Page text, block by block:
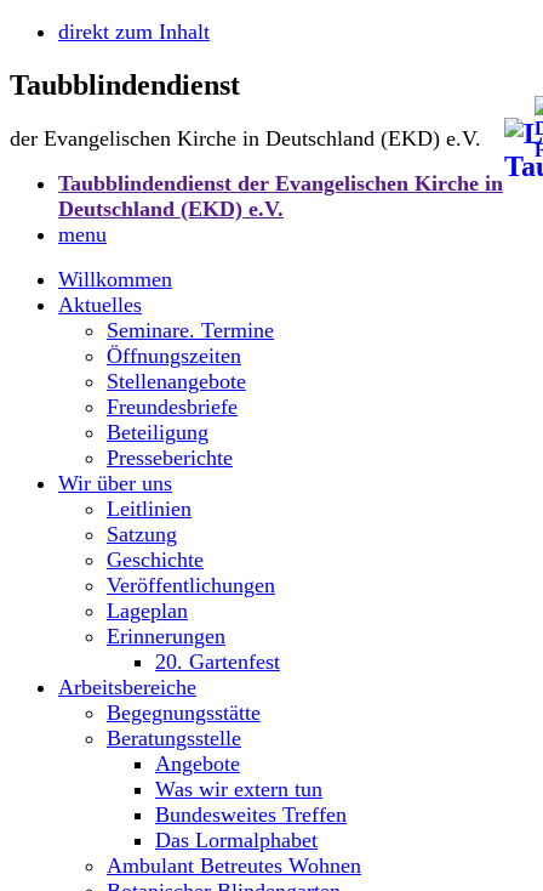
direkt zum Inhalt
Taubblindendienst
der Evangelischen Kirche in Deutschland (EKD) e.V.
Taubblindendienst der Evangelischen Kirche in
Deutschland (EKD) e.V.
menu
Willkommen
Aktuelles
Seminare. Termine
Öffnungszeiten
Stellenangebote
Freundesbriefe
Beteiligung
Presseberichte
Wir über uns
Leitlinien
Satzung
Geschichte
Veröffentlichungen
Lageplan
Erinnerungen
20. Gartenfest
Arbeitsbereiche
Begegnungsstätte
Beratungsstelle
Angebote
Was wir extern tun
Bundesweites Treffen
Das Lormalphabet
Ambulant Betreutes Wohnen